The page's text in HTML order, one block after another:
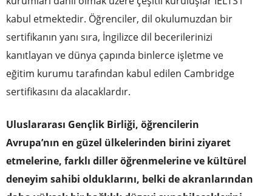
kabul etmektedir. Öğrenciler, dil okulumuzdan bir
sertifikanın yanı sıra, İngilizce dil becerilerinizi
kanıtlayan ve dünya çapında binlerce işletme ve
eğitim kurumu tarafından kabul edilen Cambridge
sertifikasını da alacaklardır.
Uluslararası Gençlik Birliği, öğrencilerin
Avrupa’nın en güzel ülkelerinden birini ziyaret
etmelerine, farklı diller öğrenmelerine ve kültürel
deneyim sahibi olduklarını, belki de akranlarından